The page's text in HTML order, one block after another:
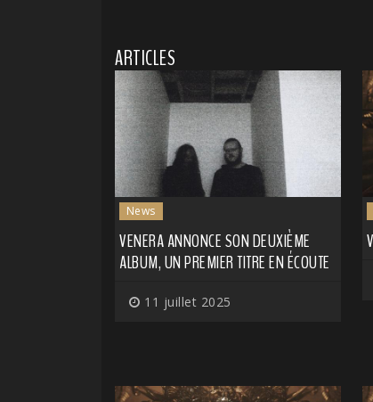
ARTICLES
News
VENERA ANNONCE SON DEUXIÈME
ALBUM, UN PREMIER TITRE EN ÉCOUTE
11 juillet 2025